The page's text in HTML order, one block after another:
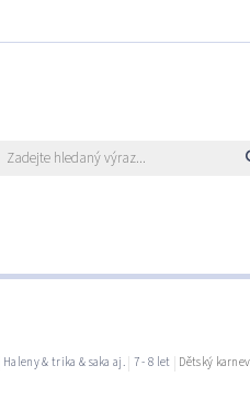
Haleny & trika & saka aj. 7 - 8 let Dětský